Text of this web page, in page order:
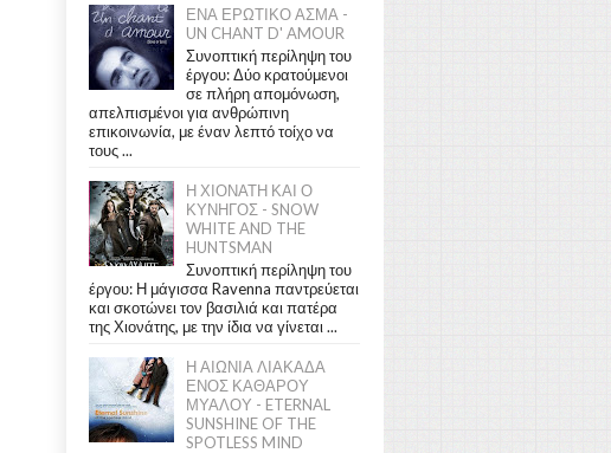
ΕΝΑ ΕΡΩΤΙΚΟ ΑΣΜΑ -
UN CHANT D' AMOUR
Συνοπτική περίληψη του
έργου: Δύο κρατούμενοι
σε πλήρη απομόνωση,
απελπισμένοι για ανθρώπινη
επικοινωνία, με έναν λεπτό τοίχο να
τους ...
Η ΧΙΟΝΑΤΗ ΚΑΙ Ο
ΚΥΝΗΓΟΣ - SNOW
WHITE AND THE
HUNTSMAN
Συνοπτική περίληψη του
έργου: Η μάγισσα Ravenna παντρεύεται
και σκοτώνει τον βασιλιά και πατέρα
της Χιονάτης, με την ίδια να γίνεται ...
Η ΑΙΩΝΙΑ ΛΙΑΚΑΔΑ
ΕΝΟΣ ΚΑΘΑΡΟΥ
ΜΥΑΛΟΥ - ETERNAL
SUNSHINE OF THE
SPOTLESS MIND